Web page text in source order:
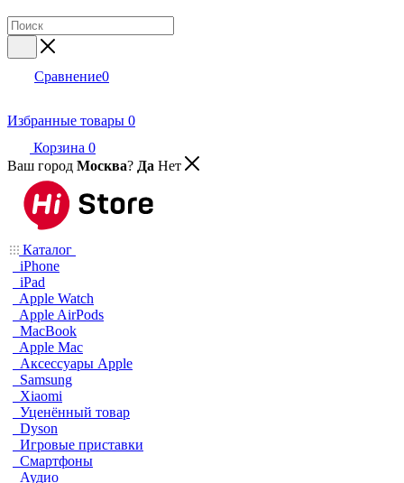
Сравнение0
Избранные товары 0
Корзина 0
Ваш город Москва? Да Нет
Каталог
iPhone
iPad
Apple Watch
Apple AirPods
MacBook
Apple Mac
Аксессуары Apple
Samsung
Xiaomi
Уценённый товар
Dyson
Игровые приставки
Смартфоны
Аудио